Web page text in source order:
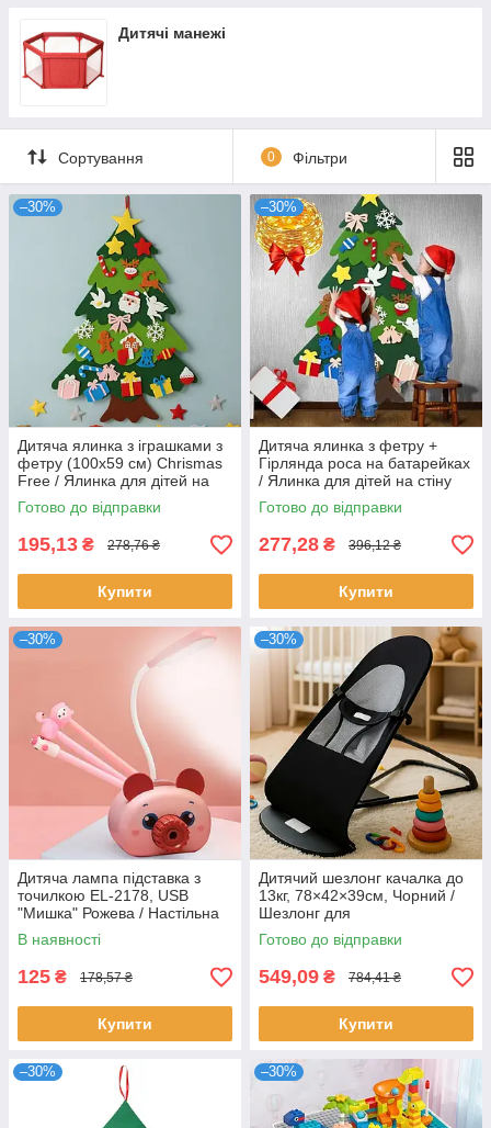
Дитячі манежі
Сортування 0 Фільтри
–30%
Дитяча ялинка з іграшками з
фетру (100х59 см) Chrismas
Free / Ялинка для дітей на
стіну
Готово до відправки
195,13 ₴ 278,76 ₴
Купити
–30%
Дитяча ялинка з фетру +
Гірлянда роса на батарейках
/ Ялинка для дітей на стіну
Готово до відправки
277,28 ₴ 396,12 ₴
Купити
–30%
Дитяча лампа підставка з
точилкою EL-2178, USB
"Мишка" Рожева / Настільна
Led лампа на гнучкій ніжці
В наявності
125 ₴ 178,57 ₴
Купити
–30%
Дитячий шезлонг качалка до
13кг, 78×42×39см, Чорний /
Шезлонг для
новонароджених / Крісло
качалка дитяча
Готово до відправки
549,09 ₴ 784,41 ₴
Купити
–30% –30%